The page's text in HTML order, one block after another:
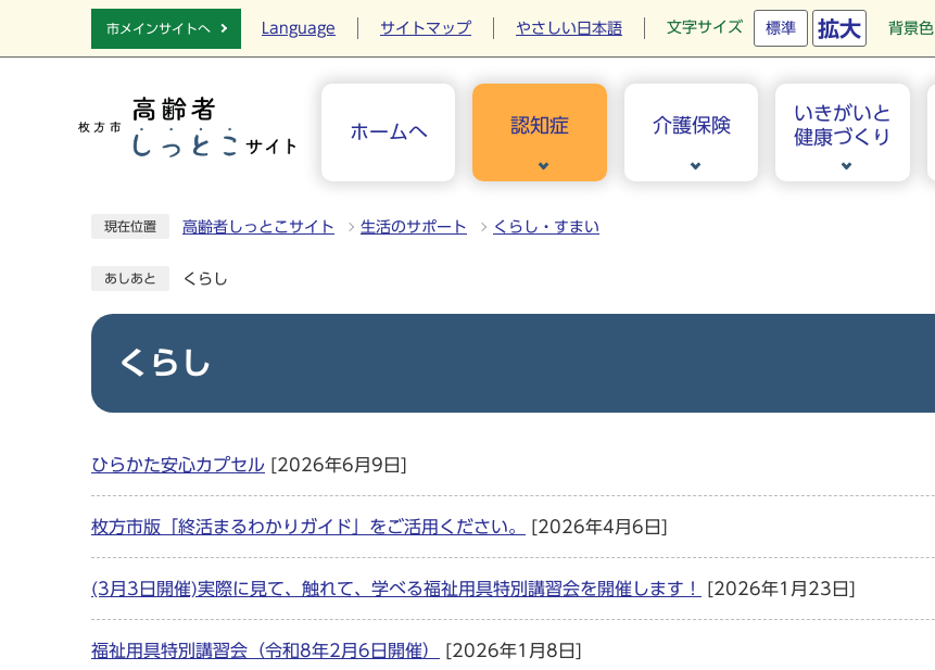
市メインサイトへ Language サイトマップ やさしい日本語 文字サイズ 標準 拡大 背景色
ホームへ 認知症 介護保険
いきがいと
健康づくり
現在位置 高齢者しっとこサイト 生活のサポート くらし・すまい
あしあと くらし
くらし
ひらかた安心カプセル [2026年6月9日]
枚方市版「終活まるわかりガイド」をご活用ください。 [2026年4月6日]
(3月3日開催)実際に見て、触れて、学べる福祉用具特別講習会を開催します！ [2026年1月23日]
福祉用具特別講習会（令和8年2月6日開催） [2026年1月8日]